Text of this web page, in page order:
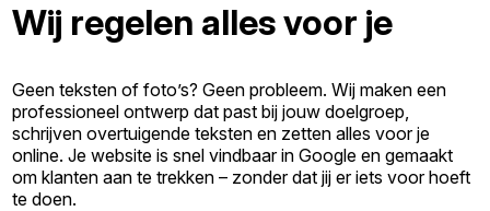
Wij regelen alles voor je
Geen teksten of foto’s? Geen probleem. Wij maken een
professioneel ontwerp dat past bij jouw doelgroep,
schrijven overtuigende teksten en zetten alles voor je
online. Je website is snel vindbaar in Google en gemaakt
om klanten aan te trekken – zonder dat jij er iets voor hoeft
te doen.